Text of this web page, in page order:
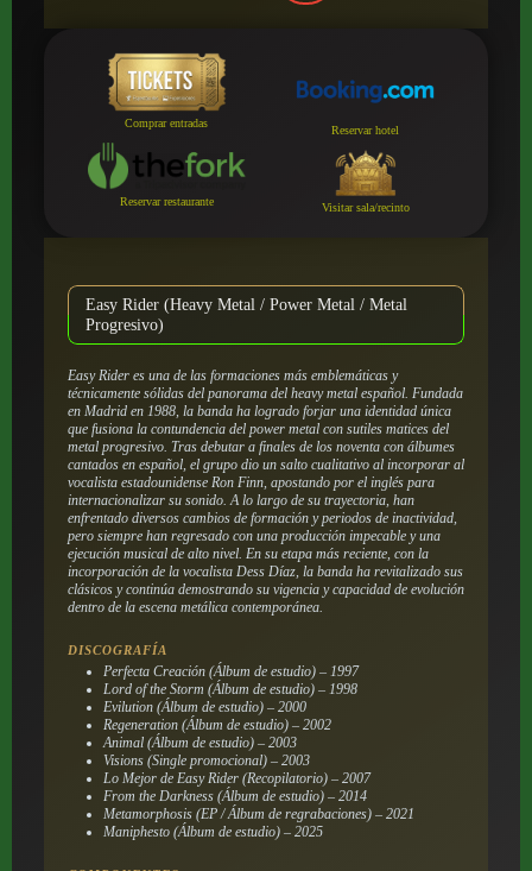
Comprar entradas
Reservar hotel
Reservar restaurante Visitar sala/recinto
Easy Rider (Heavy Metal / Power Metal / Metal
Progresivo)
Easy Rider es una de las formaciones más emblemáticas y
técnicamente sólidas del panorama del heavy metal español. Fundada
en Madrid en 1988, la banda ha logrado forjar una identidad única
que fusiona la contundencia del power metal con sutiles matices del
metal progresivo. Tras debutar a finales de los noventa con álbumes
cantados en español, el grupo dio un salto cualitativo al incorporar al
vocalista estadounidense Ron Finn, apostando por el inglés para
internacionalizar su sonido. A lo largo de su trayectoria, han
enfrentado diversos cambios de formación y periodos de inactividad,
pero siempre han regresado con una producción impecable y una
ejecución musical de alto nivel. En su etapa más reciente, con la
incorporación de la vocalista Dess Díaz, la banda ha revitalizado sus
clásicos y continúa demostrando su vigencia y capacidad de evolución
dentro de la escena metálica contemporánea.
DISCOGRAFÍA
Perfecta Creación (Álbum de estudio) – 1997
Lord of the Storm (Álbum de estudio) – 1998
Evilution (Álbum de estudio) – 2000
Regeneration (Álbum de estudio) – 2002
Animal (Álbum de estudio) – 2003
Visions (Single promocional) – 2003
Lo Mejor de Easy Rider (Recopilatorio) – 2007
From the Darkness (Álbum de estudio) – 2014
Metamorphosis (EP / Álbum de regrabaciones) – 2021
Maniphesto (Álbum de estudio) – 2025